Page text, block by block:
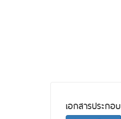
เอกสารประกอบ